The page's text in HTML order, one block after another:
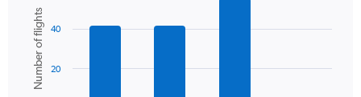
axis
displaying
values.
Range:
chart
with
bars.
The
Chart
graphic.
Number of flights 20
40